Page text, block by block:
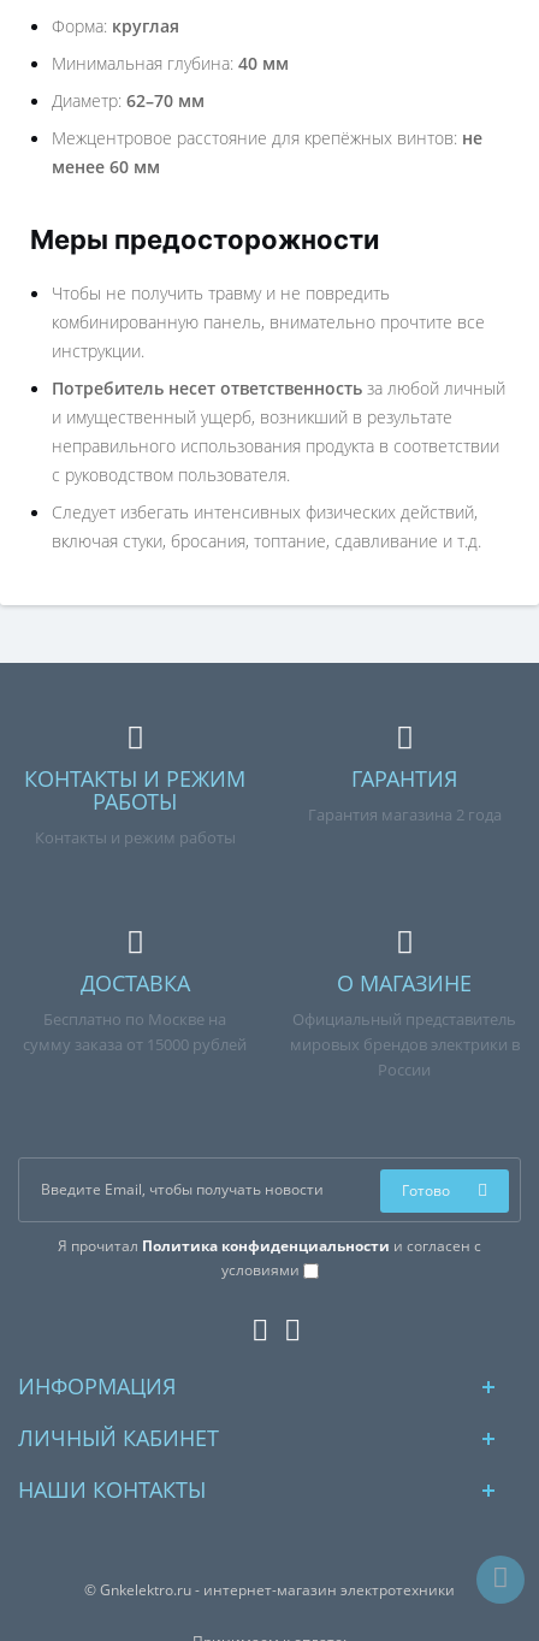
Форма: круглая
Минимальная глубина: 40 мм
Диаметр: 62–70 мм
Межцентровое расстояние для крепёжных винтов: не
менее 60 мм
Меры предосторожности
Чтобы не получить травму и не повредить
комбинированную панель, внимательно прочтите все
инструкции.
Потребитель несет ответственность за любой личный
и имущественный ущерб, возникший в результате
неправильного использования продукта в соответствии
с руководством пользователя.
Следует избегать интенсивных физических действий,
включая стуки, бросания, топтание, сдавливание и т.д.
КОНТАКТЫ И РЕЖИМ
РАБОТЫ
Контакты и режим работы
ГАРАНТИЯ
Гарантия магазина 2 года
ДОСТАВКА
Бесплатно по Москве на
сумму заказа от 15000 рублей
О МАГАЗИНЕ
Официальный представитель
мировых брендов электрики в
России
Я прочитал Политика конфиденциальности и согласен с
условиями
Готово
ИНФОРМАЦИЯ
ЛИЧНЫЙ КАБИНЕТ
НАШИ КОНТАКТЫ
© Gnkelektro.ru - интернет-магазин электротехники